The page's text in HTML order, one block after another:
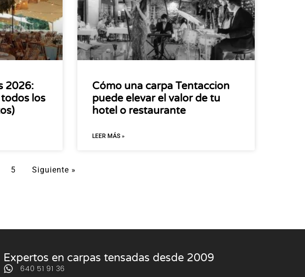
2026:
los
Cómo una carpa Tentaccion
puede elevar el valor de tu
hotel o restaurante
LEER MÁS »
5 Siguiente »
Expertos en carpas tensadas desde 2009
640 51 91 36